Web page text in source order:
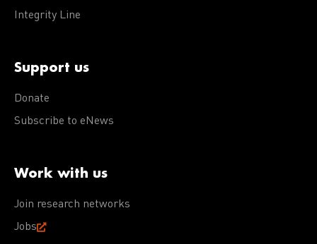
Integrity Line
Support us
Donate
Subscribe to eNews
Work with us
Join research networks
Jobs